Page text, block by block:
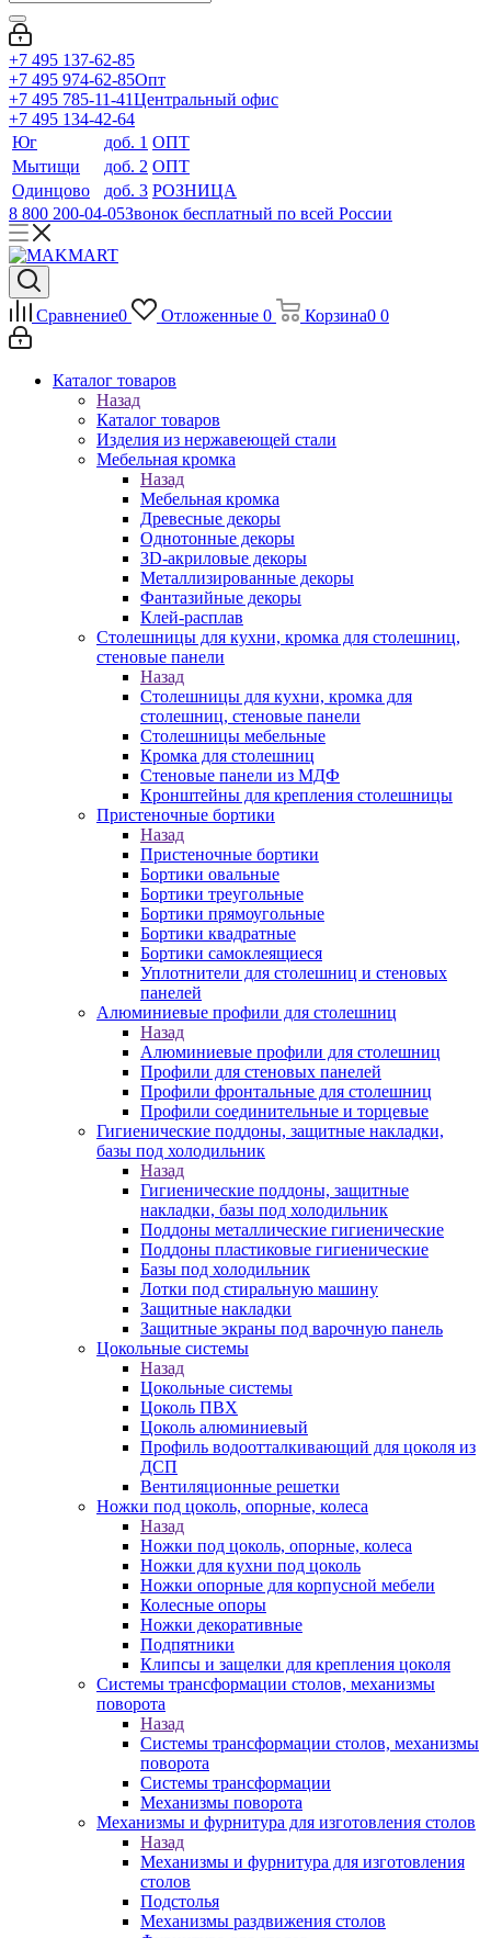
+7 495 137-62-85
+7 495 974-62-85Опт
+7 495 785-11-41Центральный офис
+7 495 134-42-64
Юг
доб. 1 ОПТ
Мытищи
доб. 2 ОПТ
Одинцово
доб. 3 РОЗНИЦА
8 800 200-04-05Звонок бесплатный по всей России
Сравнение0 Отложенные 0 Корзина0 0
Каталог товаров
Назад
Каталог товаров
Изделия из нержавеющей стали
Мебельная кромка
Назад
Мебельная кромка
Древесные декоры
Однотонные декоры
3D-акриловые декоры
Металлизированные декоры
Фантазийные декоры
Клей-расплав
Столешницы для кухни, кромка для столешниц,
стеновые панели
Назад
Столешницы для кухни, кромка для
столешниц, стеновые панели
Столешницы мебельные
Кромка для столешниц
Стеновые панели из МДФ
Кронштейны для крепления столешницы
Пристеночные бортики
Назад
Пристеночные бортики
Бортики овальные
Бортики треугольные
Бортики прямоугольные
Бортики квадратные
Бортики самоклеящиеся
Уплотнители для столешниц и стеновых
панелей
Алюминиевые профили для столешниц
Назад
Алюминиевые профили для столешниц
Профили для стеновых панелей
Профили фронтальные для столешниц
Профили соединительные и торцевые
Гигиенические поддоны, защитные накладки,
базы под холодильник
Назад
Гигиенические поддоны, защитные
накладки, базы под холодильник
Поддоны металлические гигиенические
Поддоны пластиковые гигиенические
Базы под холодильник
Лотки под стиральную машину
Защитные накладки
Защитные экраны под варочную панель
Цокольные системы
Назад
Цокольные системы
Цоколь ПВХ
Цоколь алюминиевый
Профиль водоотталкивающий для цоколя из
ДСП
Вентиляционные решетки
Ножки под цоколь, опорные, колеса
Назад
Ножки под цоколь, опорные, колеса
Ножки для кухни под цоколь
Ножки опорные для корпусной мебели
Колесные опоры
Ножки декоративные
Подпятники
Клипсы и защелки для крепления цоколя
Системы трансформации столов, механизмы
поворота
Назад
Системы трансформации столов, механизмы
поворота
Системы трансформации
Механизмы поворота
Механизмы и фурнитура для изготовления столов
Назад
Механизмы и фурнитура для изготовления
столов
Подстолья
Механизмы раздвижения столов